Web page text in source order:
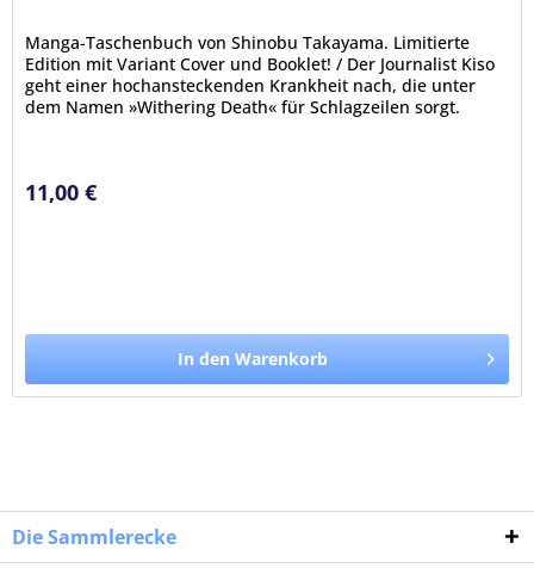
Manga-Taschenbuch von Shinobu Takayama. Limitierte
Edition mit Variant Cover und Booklet! / Der Journalist Kiso
geht einer hochansteckenden Krankheit nach, die unter
dem Namen »Withering Death« für Schlagzeilen sorgt.
11,00 €
In den Warenkorb
Die Sammlerecke